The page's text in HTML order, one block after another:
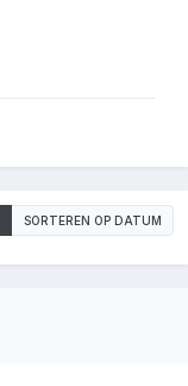
SORTEREN OP DATUM